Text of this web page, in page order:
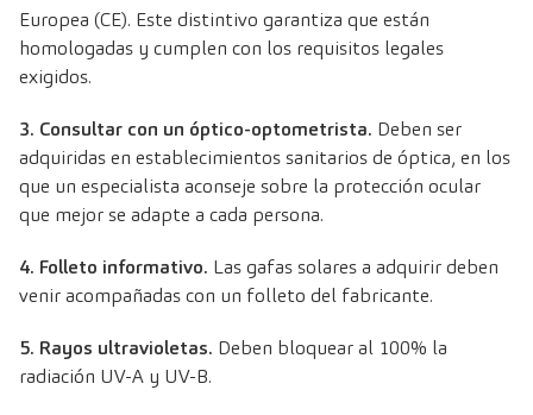
Europea (CE). Este distintivo garantiza que están
homologadas y cumplen con los requisitos legales
exigidos.
3. Consultar con un óptico-optometrista. Deben ser
adquiridas en establecimientos sanitarios de óptica, en los
que un especialista aconseje sobre la protección ocular
que mejor se adapte a cada persona.
4. Folleto informativo. Las gafas solares a adquirir deben
venir acompañadas con un folleto del fabricante.
5. Rayos ultravioletas. Deben bloquear al 100% la
radiación UV-A y UV-B.